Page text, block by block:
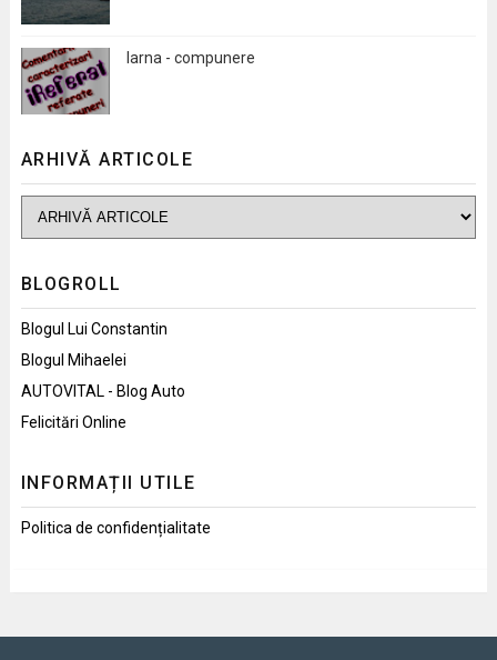
Iarna - compunere
ARHIVĂ ARTICOLE
BLOGROLL
Blogul Lui Constantin
Blogul Mihaelei
AUTOVITAL - Blog Auto
Felicitări Online
INFORMAȚII UTILE
Politica de confidențialitate